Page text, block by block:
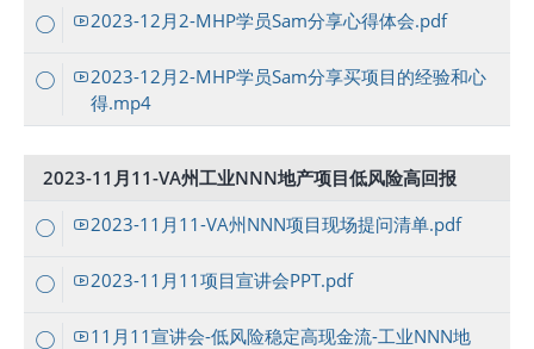
2023-12月2-MHP学员Sam分享心得体会.pdf
2023-12月2-MHP学员Sam分享买项目的经验和心
得.mp4
2023-11月11-VA州工业NNN地产项目低风险高回报
2023-11月11-VA州NNN项目现场提问清单.pdf
2023-11月11项目宣讲会PPT.pdf
11月11宣讲会-低风险稳定高现金流-工业NNN地